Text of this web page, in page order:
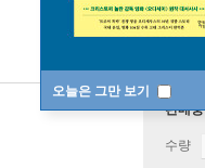
오늘은 그만 보기
판매중
수량